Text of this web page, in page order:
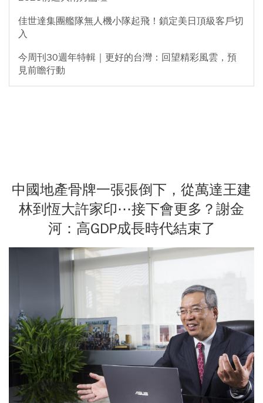
佳世達集團艦隊無人機小隊起飛！鎖定美日頂級客戶切
入
今周刊30週年特輯｜更好的台灣：回望精彩風雲，預
見前瞻行動
中國地產骨牌一張張倒下，從萬達王建
林到恆大許家印⋯接下會更多？謝金
河：高GDP成長時代結束了